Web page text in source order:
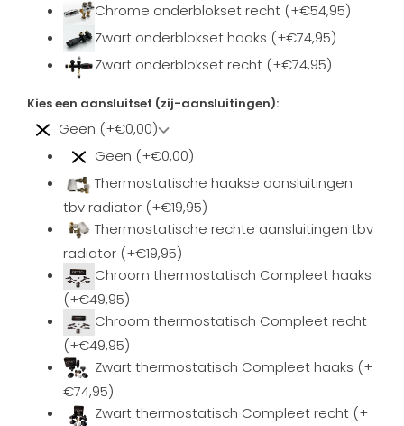
Chrome onderblokset recht (+€54,95)
Zwart onderblokset haaks (+€74,95)
Zwart onderblokset recht (+€74,95)
Kies een aansluitset (zij-aansluitingen):
Geen (+€0,00)
Geen (+€0,00)
Thermostatische haakse aansluitingen
tbv radiator (+€19,95)
Thermostatische rechte aansluitingen tbv
radiator (+€19,95)
Chroom thermostatisch Compleet haaks
(+€49,95)
Chroom thermostatisch Compleet recht
(+€49,95)
Zwart thermostatisch Compleet haaks (+
€74,95)
Zwart thermostatisch Compleet recht (+